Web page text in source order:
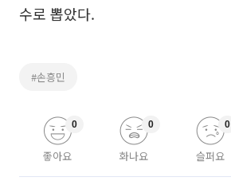
수로 뽑았다.
#손흥민
좋아요
0
화나요
0
슬퍼요
0